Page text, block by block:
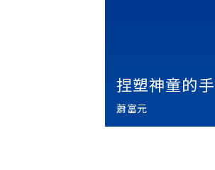
捏塑神童的手
蕭富元